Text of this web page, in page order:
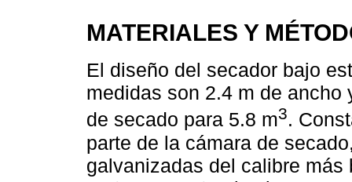
MATERIALES Y
El diseño del secador bajo
medidas son 2.4 m de
de secado para 5.8 m3.
parte de la cámara de
galvanizadas del calibre más